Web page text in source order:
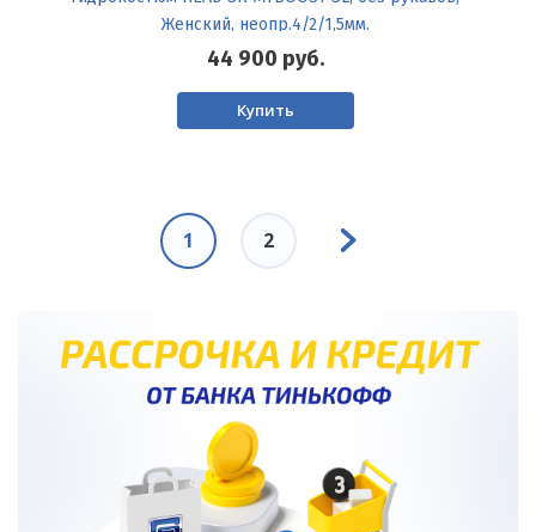
Женский, неопр.4/2/1,5мм.
44 900 руб.
Купить
Текущая
1 Page
2
Следующая
страница